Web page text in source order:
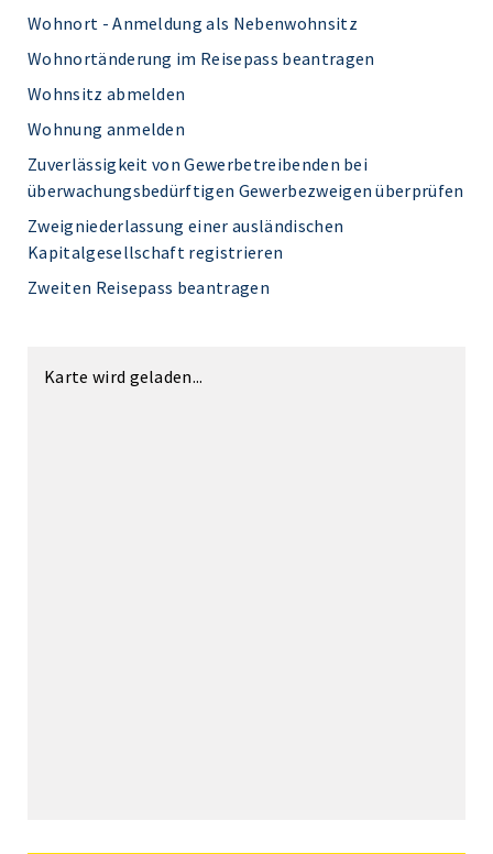
Wohnort - Anmeldung als Nebenwohnsitz
Wohnortänderung im Reisepass beantragen
Wohnsitz abmelden
Wohnung anmelden
Zuverlässigkeit von Gewerbetreibenden bei
überwachungsbedürftigen Gewerbezweigen überprüfen
Zweigniederlassung einer ausländischen
Kapitalgesellschaft registrieren
Zweiten Reisepass beantragen
Karte wird geladen...